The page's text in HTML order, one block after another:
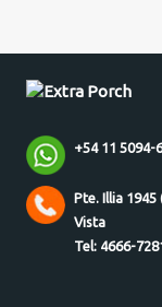
+54 11 5094-
Pte. Illia 1945
Vista
Tel: 4666-